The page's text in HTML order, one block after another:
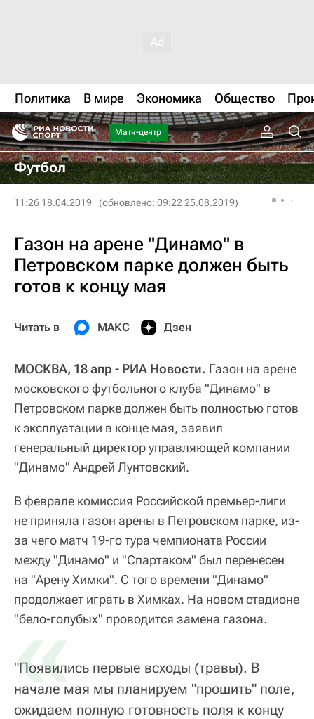
Политика В мире Экономика Общество
Матч-центр
Футбол
11:26 18.04.2019 (обновлено: 09:22 25.08.2019)
Газон на арене "Динамо" в
Петровском парке должен быть
готов к концу мая
Читать в МАКС Дзен
МОСКВА, 18 апр - РИА Новости. Газон на арене
московского футбольного клуба "Динамо" в
Петровском парке должен быть полностью готов
к эксплуатации в конце мая, заявил
генеральный директор управляющей компании
"Динамо" Андрей Лунтовский.
В феврале комиссия Российской премьер-лиги
не приняла газон арены в Петровском парке, из-
за чего матч 19-го тура чемпионата России
между "Динамо" и "Спартаком" был перенесен
на "Арену Химки". С того времени "Динамо"
продолжает играть в Химках. На новом стадионе
"бело-голубых" проводится замена газона.
«
"Появились первые всходы (травы). В
начале мая мы планируем "прошить" поле,
ожидаем полную готовность поля к концу